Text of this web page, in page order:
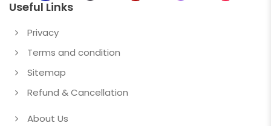
Useful Links
Privacy
Terms and condition
Sitemap
Refund & Cancellation
About Us